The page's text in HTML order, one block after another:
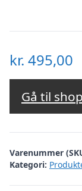
kr. 495,00
Gå til shop
Varenummer
Kategori: